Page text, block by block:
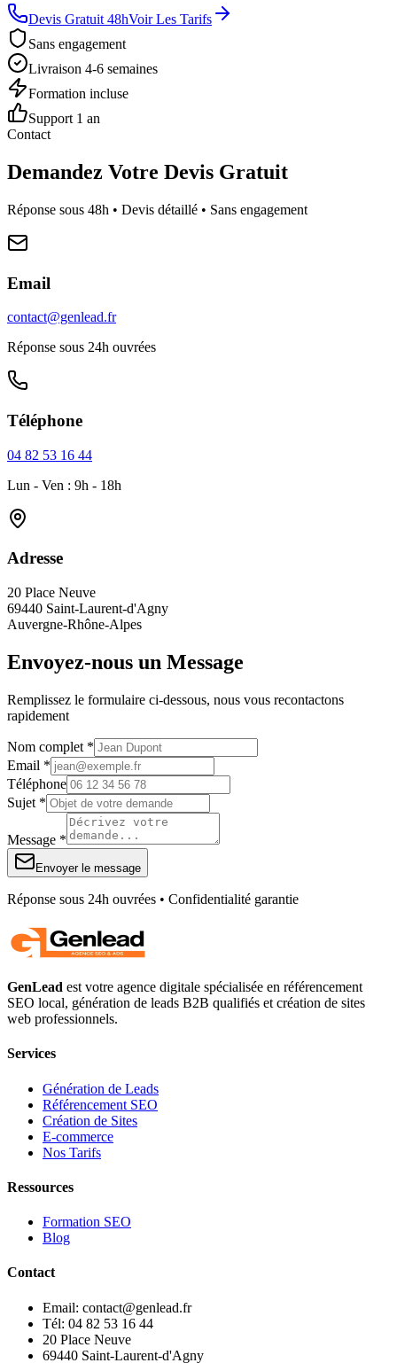
Devis Gratuit 48hVoir Les Tarifs
Sans engagement
Livraison 4-6 semaines
Formation incluse
Support 1 an
Contact
Demandez Votre Devis Gratuit
Réponse sous 48h • Devis détaillé • Sans engagement
Email
contact@genlead.fr
Réponse sous 24h ouvrées
Téléphone
04 82 53 16 44
Lun - Ven : 9h - 18h
Adresse
20 Place Neuve
69440 Saint-Laurent-d'Agny
Auvergne-Rhône-Alpes
Envoyez-nous un Message
Remplissez le formulaire ci-dessous, nous vous recontactons
rapidement
Nom complet *
Email *
Téléphone
Sujet *
Message *
Envoyer le message
Réponse sous 24h ouvrées • Confidentialité garantie
GenLead est votre agence digitale spécialisée en référencement
SEO local, génération de leads B2B qualifiés et création de sites
web professionnels.
Services
Génération de Leads
Référencement SEO
Création de Sites
E-commerce
Nos Tarifs
Ressources
Formation SEO
Blog
Contact
Email: contact@genlead.fr
Tél: 04 82 53 16 44
20 Place Neuve
69440 Saint-Laurent-d'Agny